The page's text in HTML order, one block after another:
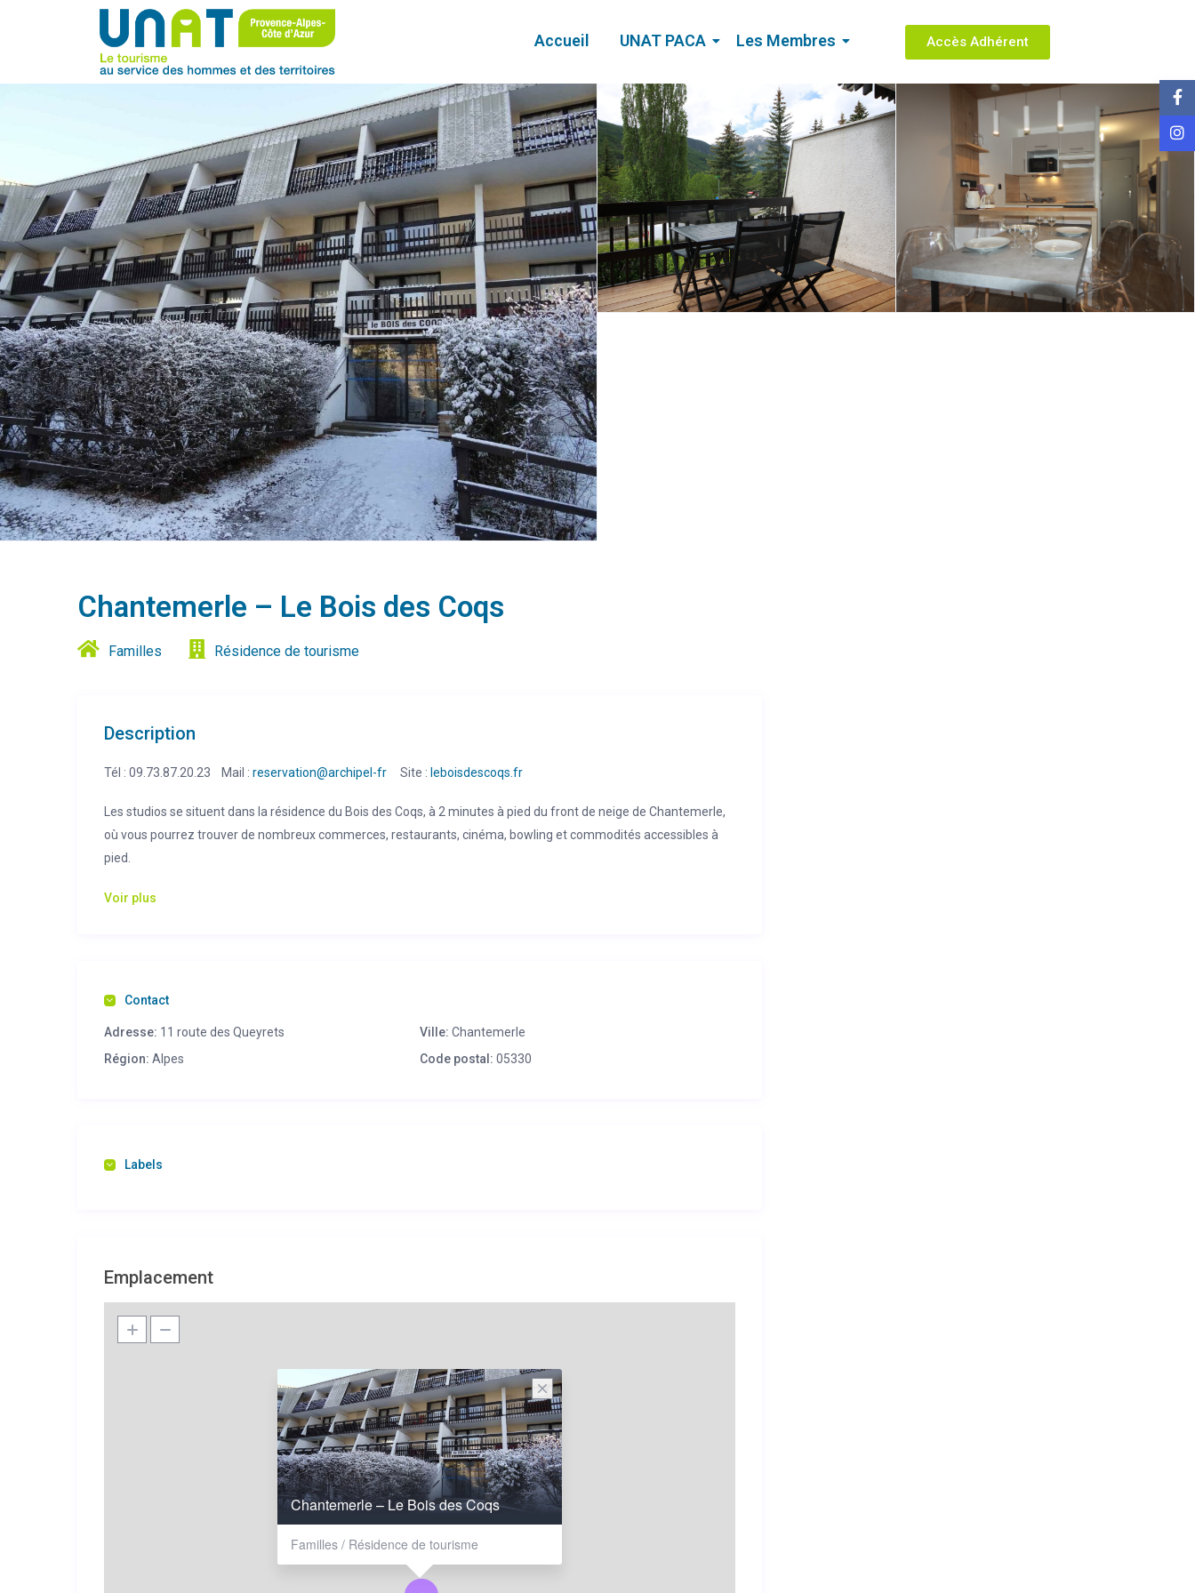
Accueil UNAT PACA Les Membres Accès Adhérent
Chantemerle – Le Bois des Coqs
Familles Résidence de tourisme
Description
Tél : 09.73.87.20.23 Mail : reservation@archipel-fr Site : leboisdescoqs.fr
Les studios se situent dans la résidence du Bois des Coqs, à 2 minutes à pied du front de neige de Chantemerle,
où vous pourrez trouver de nombreux commerces, restaurants, cinéma, bowling et commodités accessibles à
pied.
4 studios de 4 couchages chacun, fonctionnels et bien agencés, pour un séjour agréable en famille ou entre amis.
Voir plus
Contact
Adresse: 11 route des Queyrets Ville: Chantemerle
Région: Alpes Code postal: 05330
Labels
Emplacement
Chantemerle – Le Bois des Coqs
Familles / Résidence de tourisme